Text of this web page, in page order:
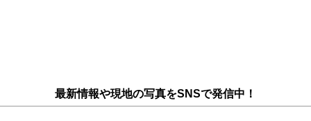
最新情報や現地の写真をSNSで発信中！